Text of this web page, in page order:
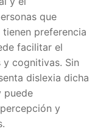
que
preferencia
facilitar el
cognitivas. Sin
dislexia dicha
puede
y